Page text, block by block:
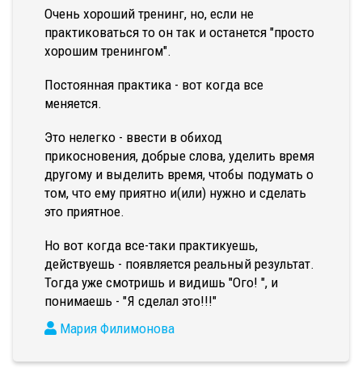
Очень хороший тренинг, но, если не
практиковаться то он так и останется "просто
хорошим тренингом".
Постоянная практика - вот когда все
меняется.
Это нелегко - ввести в обиход
прикосновения, добрые слова, уделить время
другому и выделить время, чтобы подумать о
том, что ему приятно и(или) нужно и сделать
это приятное.
Но вот когда все-таки практикуешь,
действуешь - появляется реальный результат.
Тогда уже смотришь и видишь "Ого! ", и
понимаешь - "Я сделал это!!!"
Мария Филимонова